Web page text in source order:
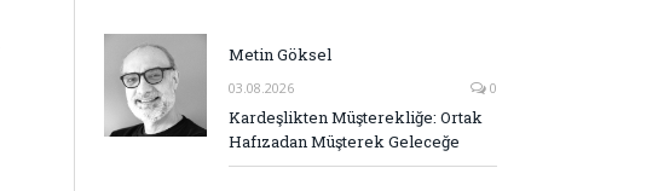
Metin Göksel
03.08.2026 0
Kardeşlikten Müşterekliğe: Ortak
Hafızadan Müşterek Geleceğe